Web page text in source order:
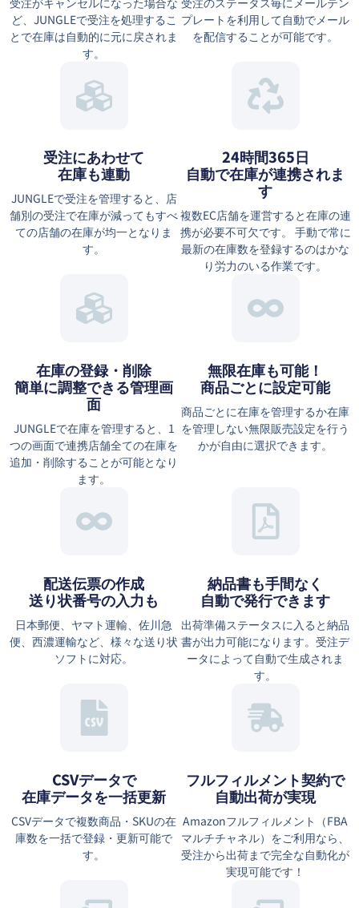
ど、JUNGLEで受注を処理するこ
とで在庫は自動的に元に戻されま
す。
プレートを利用して自動でメール
を配信することが可能です。
受注にあわせて
在庫も連動
JUNGLEで受注を管理すると、店
舗別の受注で在庫が減ってもすべ
ての店舗の在庫が均一となりま
す。
24時間365日
自動で在庫が連携されま
す
複数EC店舗を運営すると在庫の連
携が必要不可欠です。 手動で常に
最新の在庫数を登録するのはかな
り労力のいる作業です。
在庫の登録・削除
簡単に調整できる管理画
面
JUNGLEで在庫を管理すると、1
つの画面で連携店舗全ての在庫を
追加・削除することが可能となり
ます。
無限在庫も可能！
商品ごとに設定可能
商品ごとに在庫を管理するか在庫
を管理しない無限販売設定を行う
かが自由に選択できます。
配送伝票の作成
送り状番号の入力も
日本郵便、ヤマト運輸、佐川急
便、西濃運輸など、様々な送り状
ソフトに対応。
納品書も手間なく
自動で発行できます
出荷準備ステータスに入ると納品
書が出力可能になります。受注デ
ータによって自動で生成されま
す。
CSVデータで
在庫データを一括更新
CSVデータで複数商品・SKUの在
庫数を一括で登録・更新可能で
す。
フルフィルメント契約で
自動出荷が実現
Amazonフルフィルメント（FBA
マルチチャネル）をご利用なら、
受注から出荷まで完全な自動化が
実現可能です！